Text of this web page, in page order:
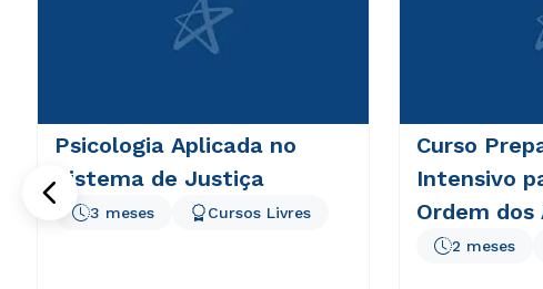
Psicologia Aplicada no
Sistema de Justiça
3 meses Cursos Livres
Curso
Intensivo
Ordem dos
Brasil2 meses